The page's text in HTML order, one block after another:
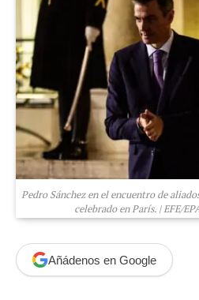
Pedro Sánchez en el encuentro de
celebrado en París. | EFE/
Añádenos en Google